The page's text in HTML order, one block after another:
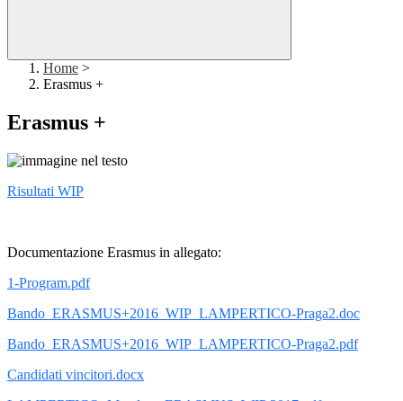
Home >
Erasmus +
Erasmus +
Risultati WIP
Documentazione Erasmus in allegato:
1-Program.pdf
Bando_ERASMUS+2016_WIP_LAMPERTICO-Praga2.doc
Bando_ERASMUS+2016_WIP_LAMPERTICO-Praga2.pdf
Candidati vincitori.docx